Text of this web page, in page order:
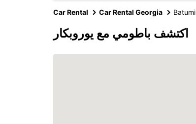
Car Rental Car Rental Georgia Batumi
اكتشف باطومي مع يوروبكار